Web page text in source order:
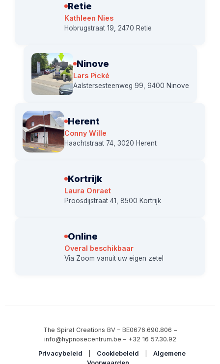
Retie
Kathleen Nies
Hobrugstraat 19, 2470 Retie
Ninove
Lars Pické
Aalstersesteenweg 99, 9400 Ninove
Herent
Conny Wille
Haachtstraat 74, 3020 Herent
Kortrijk
Laura Onraet
Proosdijstraat 41, 8500 Kortrijk
Online
Overal beschikbaar
Via Zoom vanuit uw eigen zetel
The Spiral Creations BV – BE0676.690.806 –
info@hypnosecentrum.be – +32 16 57.30.92
Privacybeleid
Cookiebeleid
Algemene